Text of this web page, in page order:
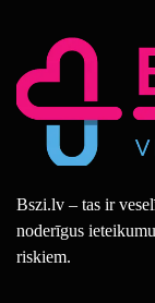
Bszi.lv – tas ir
noderīgus
riskiem.